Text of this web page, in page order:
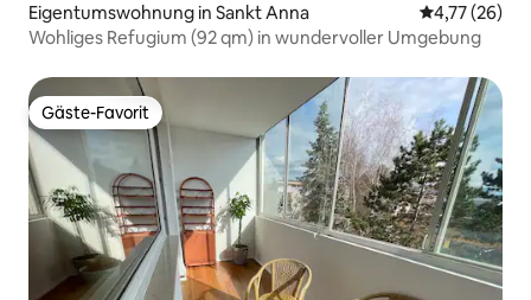
Eigentumswohnung in Sankt Anna
4,77 (26)
Wohliges Refugium (92 qm) in wundervoller Umgebung
Gäste-Favorit
Gäste-Favorit